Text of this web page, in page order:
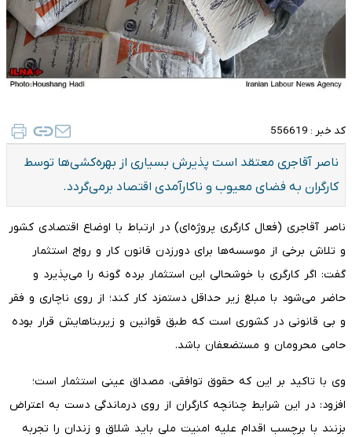
کد خبر : 556619
ناصر آقاجری معتقد است پذیرش بسیاری از بهره‌کشی‌ها توسط
کارگران به فضای معیوب و ناکارآمدی اقتصاد برمی‌گردد.
ناصر آقاجری (فعال کارگری پروژه‌ای) در ارتباط با اوضاع اقتصادی کشور
و تلاش برخی از موسسه‌ها برای دورزدن قانون کار و رواج استثمار
گفت: اگر کارگری با خوشحالی این استثمار برده گونه را می‌پذیرد و
حاضر می‌شود با مبلغ زیر حداقل دستمزد کار کند؛ از روی ناچاری و فقر
و بی قانونی در کشوری است که طبق قوانین و زیربناهایش قرار بوده
حامی محرومان و مستضعفان باشد.
وی با تاکید بر این که حقوق توافقی، مصداق عینی استثمار است؛
افزود: در این شرایط چنانچه کارگران از روی درماندگی دست به اعتراض
بزنند با برچسب اقدام علیه امنیت ملی باید شلاق و زندان را تجربه